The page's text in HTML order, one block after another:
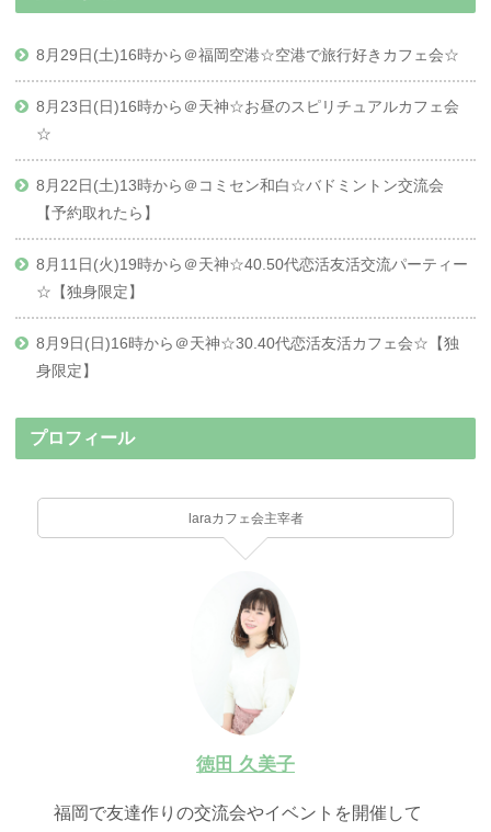
8月29日(土)16時から＠福岡空港☆空港で旅行好きカフェ会☆
8月23日(日)16時から＠天神☆お昼のスピリチュアルカフェ会
☆
8月22日(土)13時から＠コミセン和白☆バドミントン交流会
【予約取れたら】
8月11日(火)19時から＠天神☆40.50代恋活友活交流パーティー
☆【独身限定】
8月9日(日)16時から＠天神☆30.40代恋活友活カフェ会☆【独
身限定】
プロフィール
laraカフェ会主宰者
徳田 久美子
福岡で友達作りの交流会やイベントを開催して